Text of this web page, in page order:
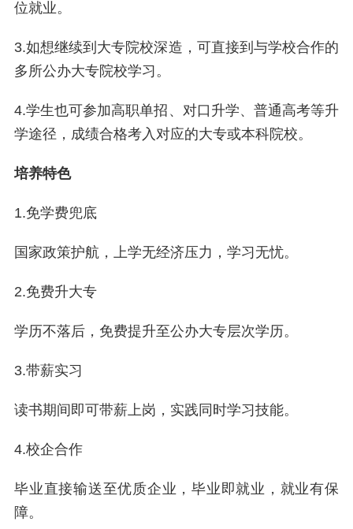
位就业。
3.如想继续到大专院校深造，可直接到与学校合作的
多所公办大专院校学习。
4.学生也可参加高职单招、对口升学、普通高考等升
学途径，成绩合格考入对应的大专或本科院校。
培养特色
1.免学费兜底
国家政策护航，上学无经济压力，学习无忧。
2.免费升大专
学历不落后，免费提升至公办大专层次学历。
3.带薪实习
读书期间即可带薪上岗，实践同时学习技能。
4.校企合作
毕业直接输送至优质企业，毕业即就业，就业有保
障。